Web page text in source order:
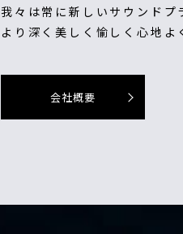
我々は常に新しいサウンド
より深く美しく愉しく心地よ
会社概要